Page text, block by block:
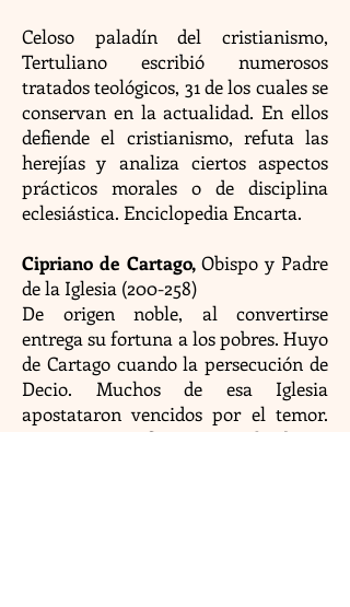
Celoso paladín del cristianismo,
Tertuliano escribió numerosos
tratados teológicos, 31 de los cuales se
conservan en la actualidad. En ellos
defiende el cristianismo, refuta las
herejías y analiza ciertos aspectos
prácticos morales o de disciplina
eclesiástica. Enciclopedia Encarta.
Cipriano de Cartago,Obispo y Padre
de la Iglesia (200-258)
De origen noble, al convertirse
entrega su fortuna a los pobres. Huyo
de Cartago cuando la persecución de
Decio. Muchos de esa Iglesia
apostataron vencidos por el temor.
Entra en conflicto con el obispo